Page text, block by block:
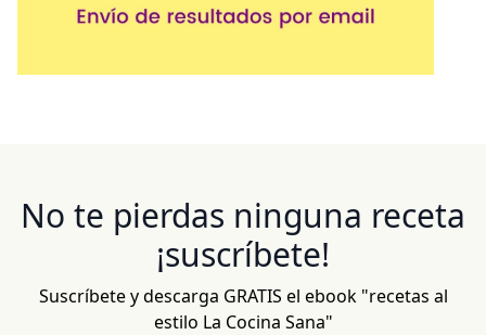
No te pierdas ninguna receta
¡suscríbete!
Suscríbete y descarga GRATIS el ebook "recetas al
estilo La Cocina Sana"